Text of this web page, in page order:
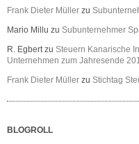
Frank Dieter Müller zu
Mario Millu zu Subunternehmer
R. Egbertzu Steuern Kanarische
Unternehmen zum Jahresende
Frank Dieter Müller zu Stichtag
BLOGROLL